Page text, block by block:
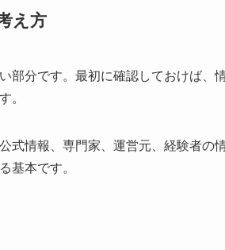
え方
部分です。最初に確認しておけば、
。
式情報、専門家、運営元、経験者の
基本です。